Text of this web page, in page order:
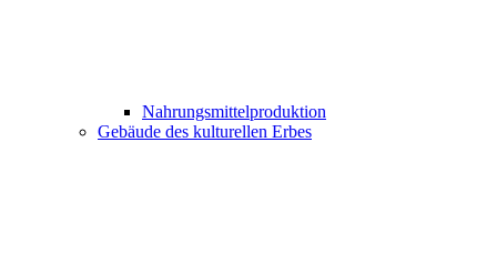
Nahrungsmittelproduktion
Gebäude des kulturellen Erbes